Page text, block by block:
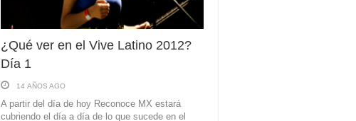
¿Qué ver en el Vive Latino 2012?
Día 1
14 AÑOS AGO
A partir del día de hoy Reconoce MX estará
cubriendo el día a día de lo que sucede en el